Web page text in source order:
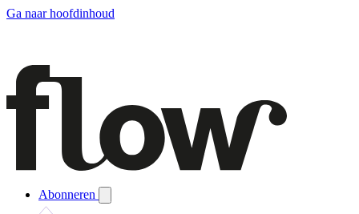
Ga naar hoofdinhoud
Abonneren